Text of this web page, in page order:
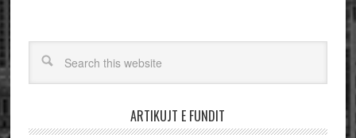
ARTIKUJT E FUNDIT